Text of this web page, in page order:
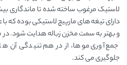
لاستیک مرغوب ساخته شده تا ماندگاری
دارای تیغه های مارپیچ لاستیکی بوده که
و بهتر به سمت مخزن زباله هدایت شود.
جمع آوری موها، از در هم تنیدگی آن
جلوگیری می کند.